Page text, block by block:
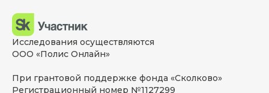
Исследования осуществляются
ООО «Полис Онлайн»
При грантовой поддержке фонда «Сколково»
Регистрационный номер №1127299